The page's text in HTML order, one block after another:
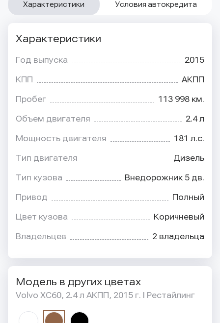
Характеристики Условия автокредита
Характеристики
Год выпуска 2015
КПП АКПП
Пробег 113 998 км.
Объем двигателя 2.4 л
Мощность двигателя 181 л.с.
Тип двигателя Дизель
Тип кузова Внедорожник 5 дв.
Привод Полный
Цвет кузова Коричневый
Владельцев 2 владельца
Модель в других цветах
Volvo XC60, 2.4 л АКПП, 2015 г. I Рестайлинг